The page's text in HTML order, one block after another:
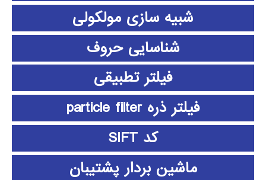
شبیه سازی مولکولی
شناسایی حروف
فیلتر تطبیقی
فیلتر ذره particle filter
کد SIFT
ماشین بردار پشتیبان